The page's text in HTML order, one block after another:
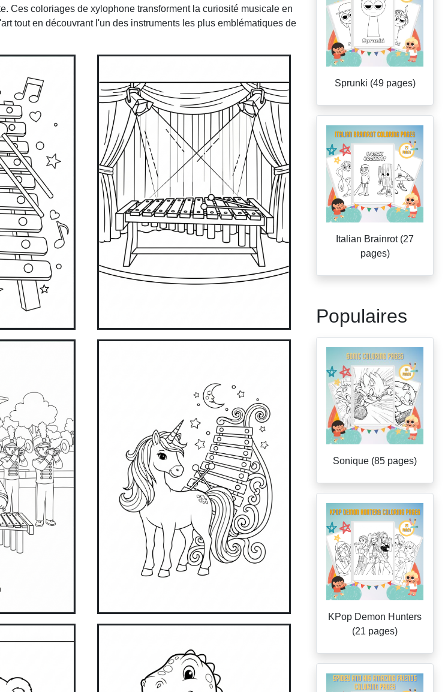
Ces coloriages de xylophone transforment la curiosité musicale en
tout en découvrant l'un des instruments les plus emblématiques de
Sprunki (49 pages)
Italian Brainrot (27
pages)
Populaires
Sonique (85 pages)
KPop Demon Hunters
(21 pages)